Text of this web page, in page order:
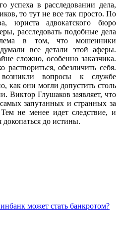
успеха в расследовании дела,
то тут не все так просто. По
юриста адвокатского бюро
расследовать подобные дела
в том, что мошенники
все детали этой аферы.
сложно, особенно заказчика.
раствориться, обезличить себя.
вопросы к службе
как они могли допустить столь
Виктор Глушаков заявляет, что
запутанных и странных за
не менее идет следствие, и
докопаться до истины.
может стать банкротом?